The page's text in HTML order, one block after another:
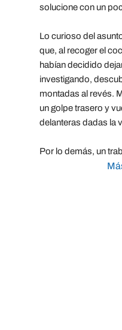
solucione con un
Lo curioso del
que, al recoger el
habían decidido
investigando,
montadas al revés.
un golpe trasero y
delanteras dadas la
Por lo demás, un